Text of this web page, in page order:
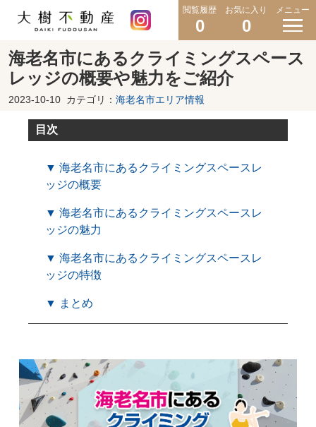
閲覧履歴
0
お気に入り
0
メニュー
海老名市にあるクライミングスペース
レッジの概要や魅力をご紹介
2023-10-10 カテゴリ： 海老名市エリア情報
目次
▼ 海老名市にあるクライミングスペースレ
ッジの概要
▼ 海老名市にあるクライミングスペースレ
ッジの魅力
▼ 海老名市にあるクライミングスペースレ
ッジの特徴
▼ まとめ